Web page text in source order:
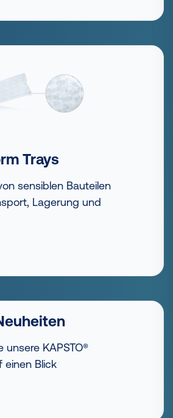
Trays
sensiblen Bauteilen
Lagerung und
unsere KAPSTO®
einen Blick